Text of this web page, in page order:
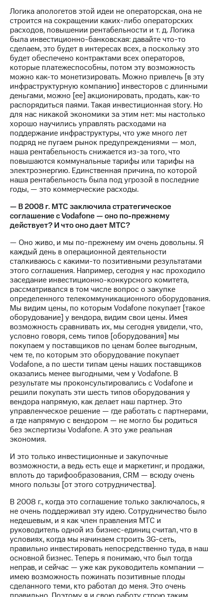
Логика апологетов этой идеи не операторская, она не
строится на сокращении каких-либо операторских
расходов, повышении рентабельности и т. д. Логика
была инвестиционно-банковская: давайте что-то
сделаем, это будет в интересах всех, а поскольку это
будет обеспечено контрактами всех операторов,
которые платежеспособны, потом эту возможность
можно как-то монетизировать. Можно привлечь [в эту
инфраструктурную компанию] инвесторов с длинными
деньгами, можно [ее] акционировать, продать, как-то
распорядиться паями. Такая инвестиционная story. Но
для нас никакой экономики за этим нет: мы настолько
хорошо научились управлять расходами на
поддержание инфраструктуры, что уже много лет
подряд не пугаем рынок предупреждениями — мол,
наша рентабельность снижается из-за того, что
повышаются коммунальные тарифы или тарифы на
электроэнергию. Единственная причина, по которой
наша рентабельность была под угрозой в последние
годы, — это коммерческие расходы.
— В 2008 г. МТС заключила стратегическое
соглашение с Vodafone — оно по-прежнему
действует? И что оно дает МТС?
— Оно живо, и мы по-прежнему им очень довольны. Я
каждый день в операционной деятельности
сталкиваюсь с какими-то позитивными результатами
этого соглашения. Например, сегодня у нас проходило
заседание инвестиционно-конкурсного комитета,
рассматривался в том числе вопрос о закупке
определенного телекоммуникационного оборудования.
Мы видим цены, по которым Vodafone покупает [такое
оборудование] у вендора, видим свои цены. Имея
возможность сравнивать их, мы сегодня увидели, что,
условно говоря, семь типов [оборудования] мы
покупаем у поставщиков по ценам более выгодным,
чем те, по которым это оборудование покупает
Vodafone, а по шести типам цены наших поставщиков
оказались менее выгодными, чем у Vodafone. В
результате мы проконсультировались с Vodafone и
решили покупать эти шесть типов оборудования у
вендора напрямую, как делает наш партнер. Это
управленческое решение — где работать с партнерами,
а где напрямую с вендором — не могло бы родиться
без экспертизы Vodafone. А это уже реальная
экономия.
И это только инвестиционные и закупочные
возможности, а ведь есть еще и маркетинг, и продажи,
вплоть до тарифообразования, CRM — всюду очень
много пользы [от этого сотрудничества].
В 2008 г., когда это соглашение только заключалось, я
не очень поддерживал эту идею. Сотрудничество было
недешевым, и я как член правления МТС и
руководитель одной из бизнес-единиц считал, что в
условиях, когда мы начинаем строить 3G-сеть,
правильно инвестировать непосредственно туда, в наш
основной бизнес. Теперь я понимаю, что был тогда
неправ, и сейчас — уже как руководитель компании —
имею возможность пожинать позитивные плоды
сделанного теми, кто работал до меня. Это очень